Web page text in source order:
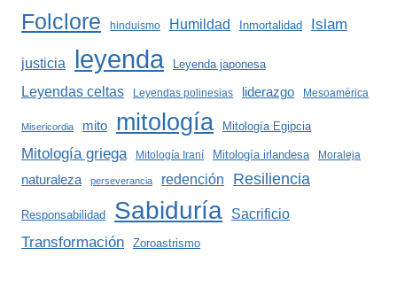
Folclore hinduismo Humildad Inmortalidad Islam
justicia leyenda Leyenda japonesa
Leyendas celtas Leyendas polinesias liderazgo Mesoamérica
Misericordia mito mitología Mitología Egipcia
Mitología griega Mitología Iraní Mitología irlandesa Moraleja
naturaleza perseverancia redención Resiliencia
Responsabilidad Sabiduría Sacrificio
Transformación Zoroastrismo